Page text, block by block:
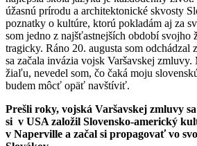
úžasnú prírodu a architektonické skvosty
poznatky o kultúre, ktorú pokladám aj za
som jedno z najšťastnejších období
tragicky. Ráno 20. augusta som odchádzal
sa začala invázia vojsk Varšavskej
žiaľu, nevedel som, čo čaká moju
budem môcť opäť navštíviť.
Prešli roky, vojská Varšavskej zmluvy
si v USA založil Slovensko-americký
v Naperville a začal si propagovať vo